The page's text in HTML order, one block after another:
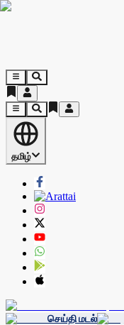
தமிழ்
செய்தி மடல்